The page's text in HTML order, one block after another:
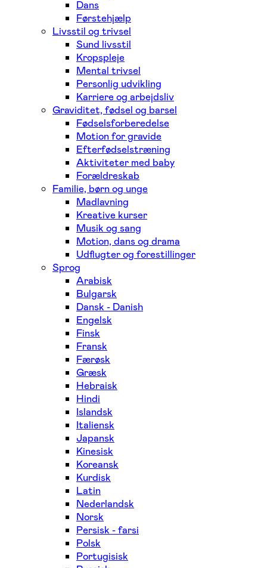
Dans
Førstehjælp
Livsstil og trivsel
Sund livsstil
Kropspleje
Mental trivsel
Personlig udvikling
Karriere og arbejdsliv
Graviditet, fødsel og barsel
Fødselsforberedelse
Motion for gravide
Efterfødselstræning
Aktiviteter med baby
Forældreskab
Familie, børn og unge
Madlavning
Kreative kurser
Musik og sang
Motion, dans og drama
Udflugter og forestillinger
Sprog
Arabisk
Bulgarsk
Dansk - Danish
Engelsk
Finsk
Fransk
Færøsk
Græsk
Hebraisk
Hindi
Islandsk
Italiensk
Japansk
Kinesisk
Koreansk
Kurdisk
Latin
Nederlandsk
Norsk
Persisk - farsi
Polsk
Portugisisk